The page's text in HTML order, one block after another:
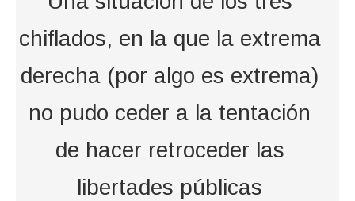
chiflados, en la que la extrema
derecha (por algo es extrema)
no pudo ceder a la tentación
de hacer retroceder las
libertades públicas